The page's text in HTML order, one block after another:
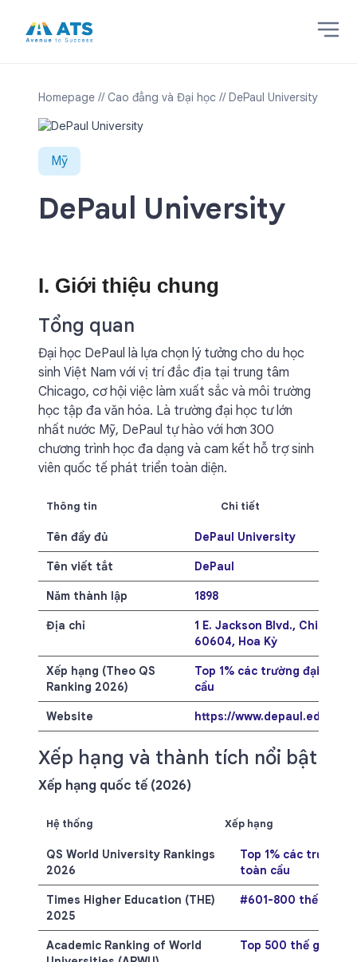
Homepage // Cao đẳng và Đại học // DePaul University
Mỹ
DePaul University
I. Giới thiệu chung
Tổng quan
Đại học DePaul là lựa chọn lý tưởng cho du học
sinh Việt Nam với vị trí đắc địa tại trung tâm
Chicago, cơ hội việc làm xuất sắc và môi trường
học tập đa văn hóa. Là trường đại học tư lớn
nhất nước Mỹ, DePaul tự hào với hơn 300
chương trình học đa dạng và cam kết hỗ trợ sinh
viên quốc tế phát triển toàn diện.
Thông tin Chi tiết
Tên đầy đủ DePaul University
Tên viết tắt DePaul
Năm thành lập 1898
Địa chỉ
1 E. Jackson Blvd., Chicago,
60604, Hoa Kỳ
Xếp hạng (Theo QS
Ranking 2026)
Top 1% các trường đại học
cầu
Website https://www.depaul.edu
Xếp hạng và thành tích nổi bật
Xếp hạng quốc tế (2026)
Hệ thống Xếp hạng
QS World University Rankings
2026
Top 1% các trường
toàn cầu
Times Higher Education (THE)
2025
#601-800 thế giới
Academic Ranking of World
Top 500 thế giới